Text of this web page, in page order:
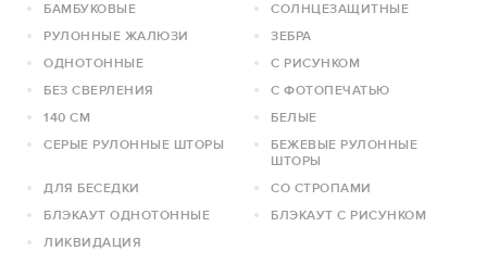
БАМБУКОВЫЕ
СОЛНЦЕЗАЩИТНЫЕ
РУЛОННЫЕ ЖАЛЮЗИ
ЗЕБРА
ОДНОТОННЫЕ
С РИСУНКОМ
БЕЗ СВЕРЛЕНИЯ
С ФОТОПЕЧАТЬЮ
140 СМ
БЕЛЫЕ
СЕРЫЕ РУЛОННЫЕ ШТОРЫ
БЕЖЕВЫЕ РУЛОННЫЕ
ШТОРЫ
ДЛЯ БЕСЕДКИ
СО СТРОПАМИ
БЛЭКАУТ ОДНОТОННЫЕ
БЛЭКАУТ С РИСУНКОМ
ЛИКВИДАЦИЯ